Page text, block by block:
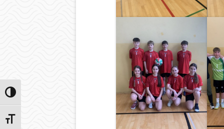
Przełącz wysoki kontrast
Zmień rozmiar czcionek